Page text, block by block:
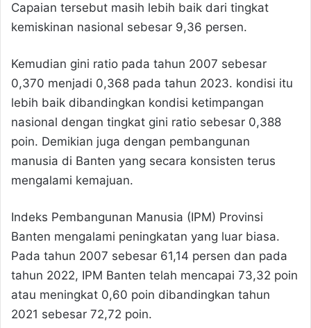
Capaian tersebut masih lebih baik dari tingkat
kemiskinan nasional sebesar 9,36 persen.
Kemudian gini ratio pada tahun 2007 sebesar
0,370 menjadi 0,368 pada tahun 2023. kondisi itu
lebih baik dibandingkan kondisi ketimpangan
nasional dengan tingkat gini ratio sebesar 0,388
poin. Demikian juga dengan pembangunan
manusia di Banten yang secara konsisten terus
mengalami kemajuan.
Indeks Pembangunan Manusia (IPM) Provinsi
Banten mengalami peningkatan yang luar biasa.
Pada tahun 2007 sebesar 61,14 persen dan pada
tahun 2022, IPM Banten telah mencapai 73,32 poin
atau meningkat 0,60 poin dibandingkan tahun
2021 sebesar 72,72 poin.